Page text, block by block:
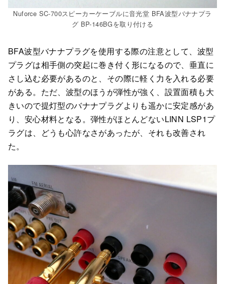
Nuforce SC-700スピーカーケーブルに音光堂 BFA波型バナナプラ
グ BP-146BGを取り付ける
BFA波型バナナプラグを使用する際の注意として、波型
プラグは相手側の突起に巻き付く形になるので、垂直に
さし込む必要があるのと、その際に軽く力を入れる必要
がある。ただ、波型のほうが弾性が強く、設置面積も大
きいので提灯型のバナナプラグよりも遥かに安定感があ
り、安心材料となる。弾性がほとんどないLINN LSP1プ
ラグは、どうも心許なさがあったが、それも改善され
た。